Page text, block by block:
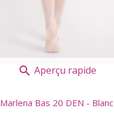
 Aperçu rapide
Marlena Bas 20 DEN - Blanc